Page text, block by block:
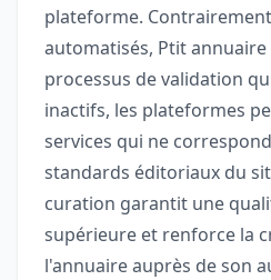
plateforme.
automatisés, Ptit
processus de validation
inactifs, les plateformes
services qui ne
standards éditoriaux du
curation garantit une
supérieure et renforce la
l'annuaire auprès de son